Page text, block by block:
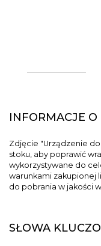
INFORMACJE O
Zdjęcie "Urządzenie
stoku, aby poprawić
wykorzystywane do
warunkami zakupionej
do pobrania w jakości
SŁOWA